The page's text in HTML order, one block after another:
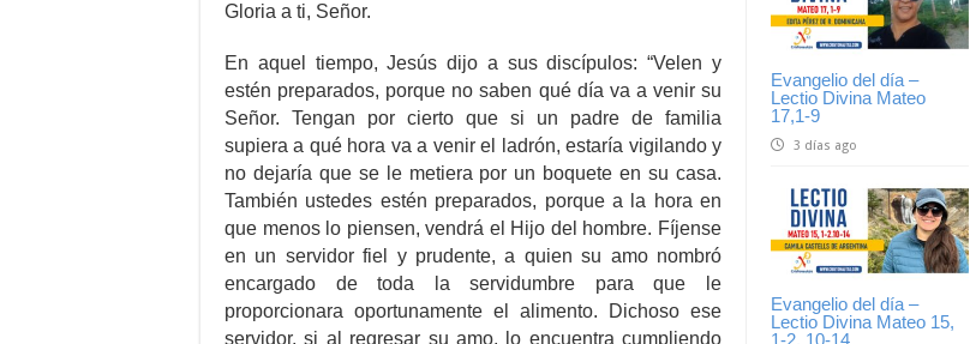
Evangelio del día –
Lectio Divina Mateo
17,1-9
3 días ago
Evangelio del día –
Lectio Divina Mateo 15,
Gloria a ti, Señor.
En aquel tiempo, Jesús dijo a sus discípulos: “Velen y
estén preparados, porque no saben qué día va a venir su
Señor. Tengan por cierto que si un padre de familia
supiera a qué hora va a venir el ladrón, estaría vigilando y
no dejaría que se le metiera por un boquete en su casa.
También ustedes estén preparados, porque a la hora en
que menos lo piensen, vendrá el Hijo del hombre. Fíjense
en un servidor fiel y prudente, a quien su amo nombró
encargado de toda la servidumbre para que le
proporcionara oportunamente el alimento. Dichoso ese
servidor, si al regresar su amo, lo encuentra cumpliendo